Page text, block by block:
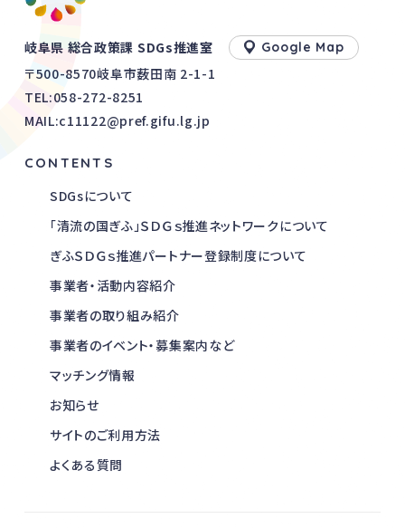
岐阜県 総合政策課 SDGs推進室 Google Map
〒500-8570岐阜市薮田南 2-1-1
TEL:058-272-8251
MAIL:c11122@pref.gifu.lg.jp
CONTENTS
SDGsについて
「清流の国ぎふ」ＳＤＧｓ推進ネットワークについて
ぎふＳＤＧｓ推進パートナー登録制度について
事業者・活動内容紹介
事業者の取り組み紹介
事業者のイベント・募集案内など
マッチング情報
お知らせ
サイトのご利用方法
よくある質問